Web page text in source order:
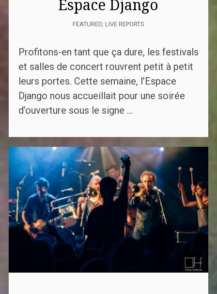
Espace Django
FEATURED, LIVE REPORTS
Profitons-en tant que ça dure, les festivals
et salles de concert rouvrent petit à petit
leurs portes. Cette semaine, l’Espace
Django nous accueillait pour une soirée
d’ouverture sous le signe ...